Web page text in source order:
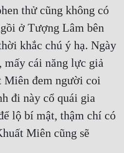
thử cũng không có
ở Tượng Lâm bên
khắc chú ý hạ. Ngày
mấy cái năng lực giả
Miên đem người coi
đi này cổ quái gia
lộ bí mật, thậm chí có
Miên cũng sẽ